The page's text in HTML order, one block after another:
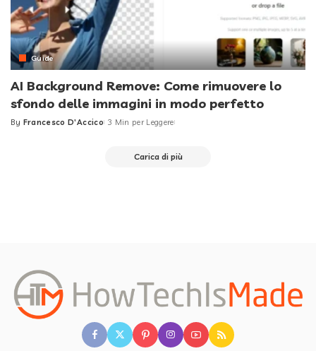
Guide
AI Background Remove: Come rimuovere lo
sfondo delle immagini in modo perfetto
Posted
By Francesco D'Accico 3 Min per Leggere
Carica di più